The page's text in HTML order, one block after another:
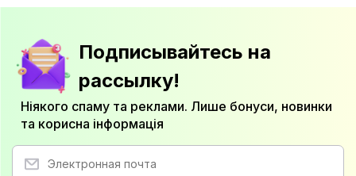
Подписывайтесь на
рассылку!
Ніякого спаму та реклами. Лише бонуси, новинки
та корисна інформація